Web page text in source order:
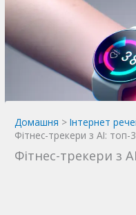
Домашня Інтернет
Фітнес-трекери з AI: топ-
Фітнес-трекери з